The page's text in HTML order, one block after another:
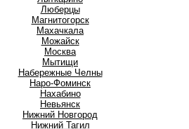
Люберцы
Магнитогорск
Махачкала
Можайск
Москва
Мытищи
Набережные Челны
Наро-Фоминск
Нахабино
Невьянск
Нижний Новгород
Нижний Тагил